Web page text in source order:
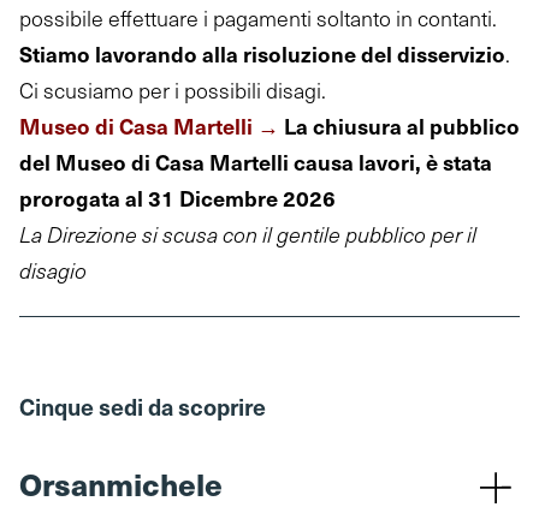
possibile effettuare i pagamenti soltanto in contanti.
Stiamo lavorando alla risoluzione del disservizio.
Ci scusiamo per i possibili disagi.
Museo di Casa Martelli → La chiusura al pubblico
del Museo di Casa Martelli causa lavori, è stata
prorogata al 31 Dicembre 2026
La Direzione si scusa con il gentile pubblico per il
disagio
Cinque sedi da scoprire
Orsanmichele